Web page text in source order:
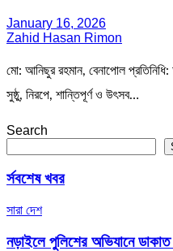
January 16, 2026
Zahid Hasan Rimon
মো: আনিছুর রহমান, বেনাপোল
সুষ্ঠু, নিরপে, শান্তিপূর্ণ ও উৎসব…
Search
র্সবশেষ খবর
সারা দেশ
নড়াইলে পুলিশের অভিযানে